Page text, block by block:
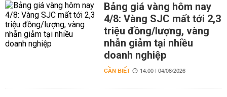
Bảng giá vàng hôm nay
4/8: Vàng SJC mất tới 2,3
triệu đồng/lượng, vàng
nhẫn giảm tại nhiều
doanh nghiệp
CẦN BIẾT 14:00 | 04/08/2026